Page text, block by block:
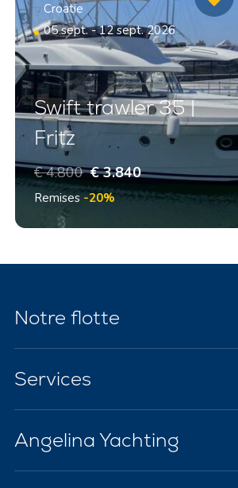
Croatie
05 sept. - 12 sept. 2026
Swift trawler 35 |
Fritz
€ 4.800 € 3.840
Remises -20%
Notre flotte
Services
Angelina Yachting